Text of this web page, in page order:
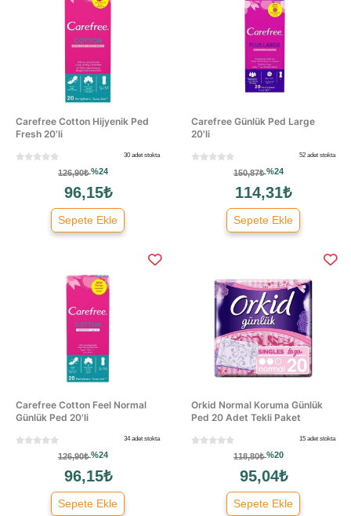
Carefree Cotton Hijyenik Ped
Fresh 20'li
30 adet stokta
126,90₺%24
96,15₺
Sepete Ekle
Carefree Günlük Ped Large
20'li
52 adet stokta
150,87₺%24
114,31₺
Sepete Ekle
Carefree Cotton Feel Normal
Günlük Ped 20'li
34 adet stokta
126,90₺%24
96,15₺
Sepete Ekle
Orkid Normal Koruma Günlük
Ped 20 Adet Tekli Paket
15 adet stokta
118,80₺%20
95,04₺
Sepete Ekle